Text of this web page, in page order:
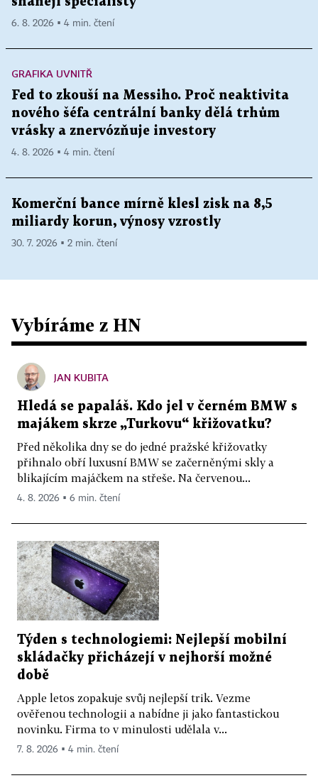
6. 8. 2026 ▪ 4 min. čtení
GRAFIKA UVNITŘ
Fed to zkouší na Messiho. Proč neaktivita
nového šéfa centrální banky dělá trhům
vrásky a znervózňuje investory
4. 8. 2026 ▪ 4 min. čtení
Komerční bance mírně klesl zisk na 8,5
miliardy korun, výnosy vzrostly
30. 7. 2026 ▪ 2 min. čtení
Vybíráme z HN
JAN KUBITA
Hledá se papaláš. Kdo jel v černém BMW s
majákem skrze „Turkovu“ křižovatku?
Před několika dny se do jedné pražské křižovatky
přihnalo obří luxusní BMW se začerněnými skly a
blikajícím majáčkem na střeše. Na červenou...
4. 8. 2026 ▪ 6 min. čtení
Týden s technologiemi: Nejlepší mobilní
skládačky přicházejí v nejhorší možné
době
Apple letos zopakuje svůj nejlepší trik. Vezme
ověřenou technologii a nabídne ji jako fantastickou
novinku. Firma to v minulosti udělala v...
7. 8. 2026 ▪ 4 min. čtení